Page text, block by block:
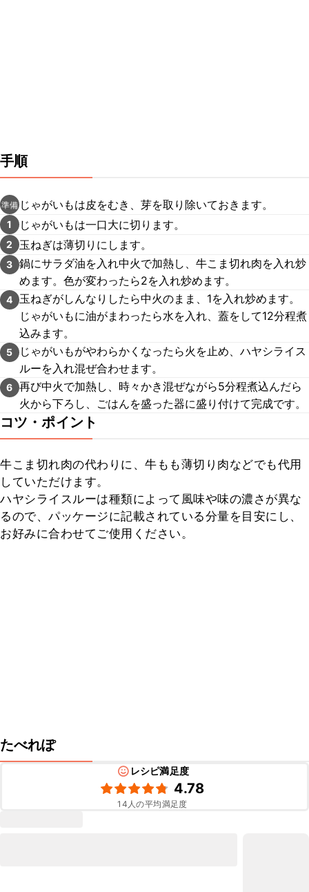
手順
準備 じゃがいもは皮をむき、芽を取り除いておきます。
1 じゃがいもは一口大に切ります。
2 玉ねぎは薄切りにします。
3 鍋にサラダ油を入れ中火で加熱し、牛こま切れ肉を入れ炒
めます。色が変わったら2を入れ炒めます。
4
玉ねぎがしんなりしたら中火のまま、1を入れ炒めます。
じゃがいもに油がまわったら水を入れ、蓋をして12分程煮
込みます。
5
じゃがいもがやわらかくなったら火を止め、ハヤシライス
ルーを入れ混ぜ合わせます。
6 再び中火で加熱し、時々かき混ぜながら5分程煮込んだら
火から下ろし、ごはんを盛った器に盛り付けて完成です。
コツ・ポイント
牛こま切れ肉の代わりに、牛もも薄切り肉などでも代用
していただけます。
ハヤシライスルーは種類によって風味や味の濃さが異な
るので、パッケージに記載されている分量を目安にし、
お好みに合わせてご使用ください。
たべれぽ
レシピ満足度
4.78
14 人の平均満足度